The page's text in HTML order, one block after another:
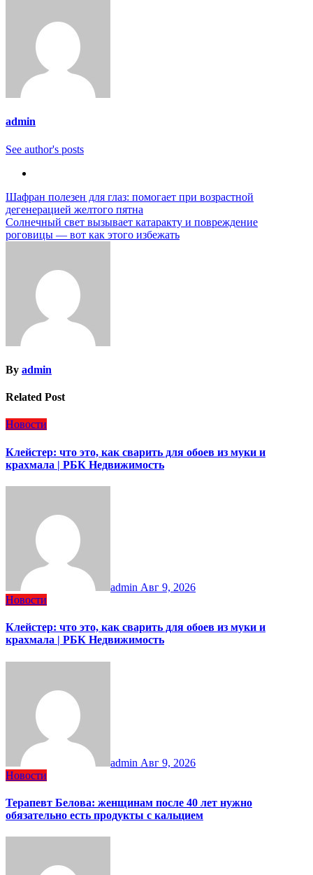
admin
See author's posts
Навигация
по
записям
Шафран полезен для глаз: помогает при возрастной
дегенерацией желтого пятна
Солнечный свет вызывает катаракту и повреждение
роговицы — вот как этого избежать
By admin
Related Post
Новости
Клейстер: что это, как сварить для обоев из муки и
крахмала | РБК Недвижимость
admin Авг 9, 2026
Новости
Клейстер: что это, как сварить для обоев из муки и
крахмала | РБК Недвижимость
admin Авг 9, 2026
Новости
Терапевт Белова: женщинам после 40 лет нужно
обязательно есть продукты с кальцием